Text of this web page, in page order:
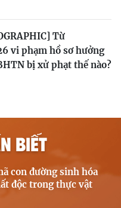
Từ
vi phạm hồ sơ hưởng
bị xử phạt thế nào?
BIẾT
con đường sinh hóa
độc trong thực vật